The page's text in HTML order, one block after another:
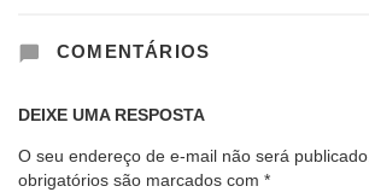
COMENTÁRIOS
DEIXE UMA RESPOSTA
O seu endereço de e-mail não será publicado.
obrigatórios são marcados com *